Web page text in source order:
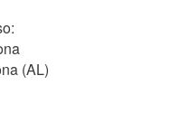
(AL)